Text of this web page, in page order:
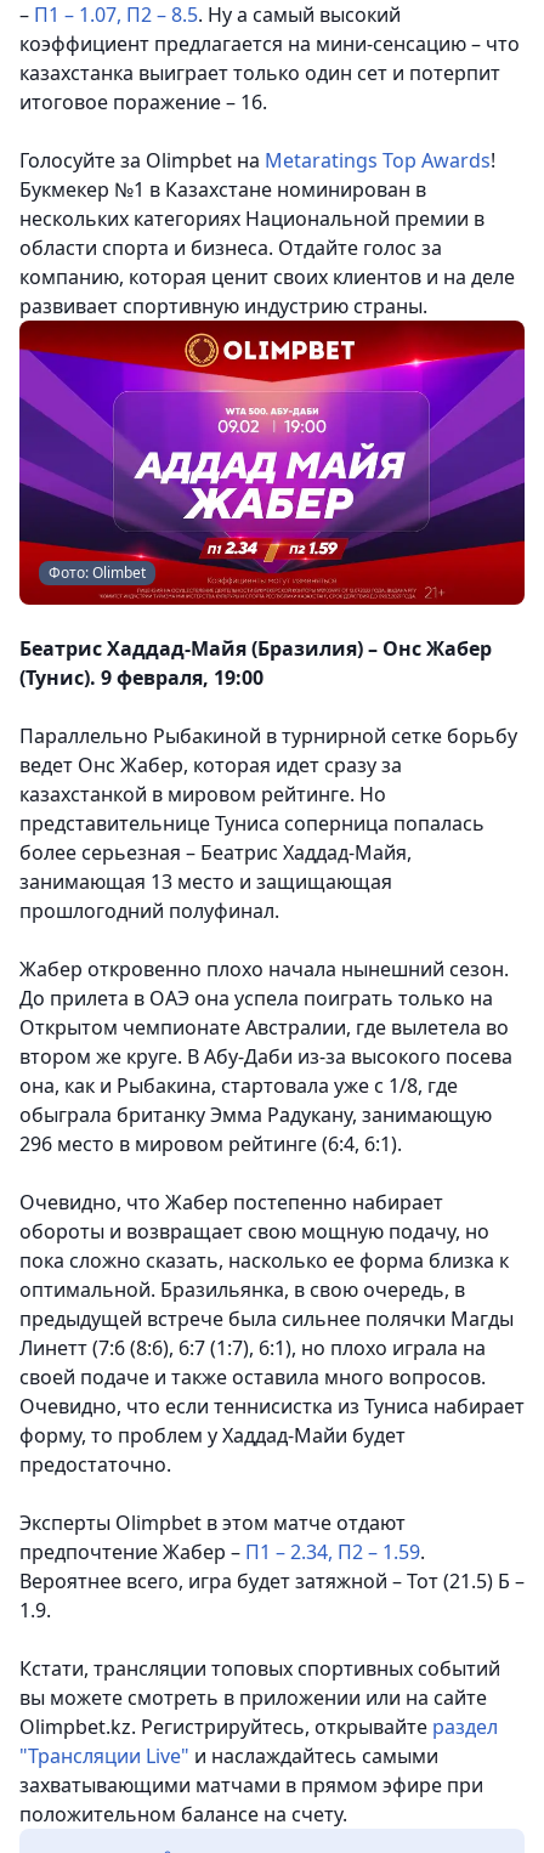
– П1 – 1.07, П2 – 8.5. Ну а самый высокий
коэффициент предлагается на мини-сенсацию – что
казахстанка выиграет только один сет и потерпит
итоговое поражение – 16.
Голосуйте за Olimpbet на Metaratings Top Awards!
Букмекер №1 в Казахстане номинирован в
нескольких категориях Национальной премии в
области спорта и бизнеса. Отдайте голос за
компанию, которая ценит своих клиентов и на деле
развивает спортивную индустрию страны.
Фото: Olimbet
Беатрис Хаддад-Майя (Бразилия) – Онс Жабер
(Тунис). 9 февраля, 19:00
Параллельно Рыбакиной в турнирной сетке борьбу
ведет Онс Жабер, которая идет сразу за
казахстанкой в мировом рейтинге. Но
представительнице Туниса соперница попалась
более серьезная – Беатрис Хаддад-Майя,
занимающая 13 место и защищающая
прошлогодний полуфинал.
Жабер откровенно плохо начала нынешний сезон.
До прилета в ОАЭ она успела поиграть только на
Открытом чемпионате Австралии, где вылетела во
втором же круге. В Абу-Даби из-за высокого посева
она, как и Рыбакина, стартовала уже с 1/8, где
обыграла британку Эмма Радукану, занимающую
296 место в мировом рейтинге (6:4, 6:1).
Очевидно, что Жабер постепенно набирает
обороты и возвращает свою мощную подачу, но
пока сложно сказать, насколько ее форма близка к
оптимальной. Бразильянка, в свою очередь, в
предыдущей встрече была сильнее полячки Магды
Линетт (7:6 (8:6), 6:7 (1:7), 6:1), но плохо играла на
своей подаче и также оставила много вопросов.
Очевидно, что если теннисистка из Туниса набирает
форму, то проблем у Хаддад-Майи будет
предостаточно.
Эксперты Olimpbet в этом матче отдают
предпочтение Жабер – П1 – 2.34, П2 – 1.59.
Вероятнее всего, игра будет затяжной – Тот (21.5) Б –
1.9.
Кстати, трансляции топовых спортивных событий
вы можете смотреть в приложении или на сайте
Olimpbet.kz. Регистрируйтесь, открывайте раздел
"Трансляции Live" и наслаждайтесь самыми
захватывающими матчами в прямом эфире при
положительном балансе на счету.